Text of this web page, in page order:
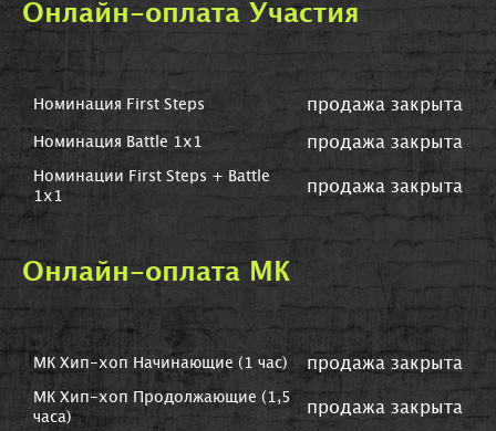
Онлайн-оплата Участия
Номинация First Steps продажа закрыта
Номинация Battle 1х1 продажа закрыта
Номинации First Steps + Battle
1x1
продажа закрыта
Онлайн-оплата МК
МК Хип-хоп Начинающие (1 час) продажа закрыта
МК Хип-хоп Продолжающие (1,5
часа)
продажа закрыта